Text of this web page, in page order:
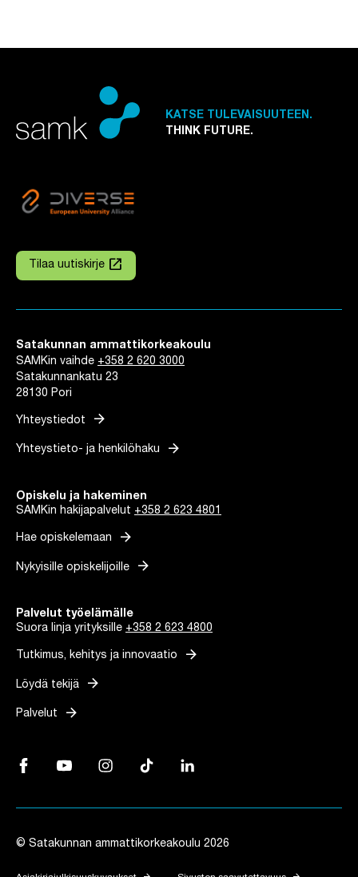
KATSE TULEVAISUUTEEN.
THINK FUTURE.
Tilaa uutiskirje
Linkki avautuu uuteen välilehteen
launch
Satakunnan ammattikorkeakoulu
SAMKin vaihde +358 2 620 3000
Satakunnankatu 23
28130 Pori
Yhteystiedot arrow_forward
Yhteystieto- ja henkilöhaku arrow_forward
Opiskelu ja hakeminen
SAMKin hakijapalvelut +358 2 623 4801
Hae opiskelemaan arrow_forward
Nykyisille opiskelijoille arrow_forward
Palvelut työelämälle
Suora linja yrityksille +358 2 623 4800
Tutkimus, kehitys ja innovaatio arrow_forward
Löydä tekijä arrow_forward
Palvelut arrow_forward
Facebook, Linkki avautuu uuteen välilehteen
YouTube, Linkki avautuu uuteen välilehteen
Instagram, Linkki avautuu uuteen välilehteen
TikTok, Linkki avautuu uuteen välilehteen
LinkedIn, Linkki avautuu uuteen
© Satakunnan ammattikorkeakoulu 2026